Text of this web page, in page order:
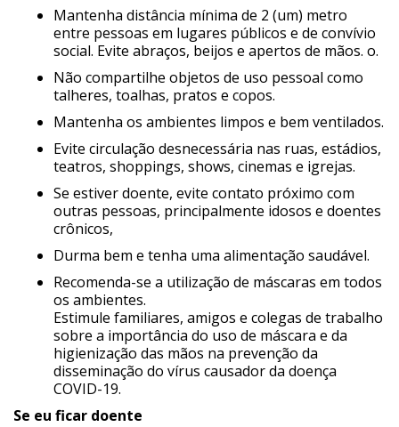
Mantenha distância mínima de 2 (um) metro
entre pessoas em lugares públicos e de convívio
social. Evite abraços, beijos e apertos de mãos. o.
Não compartilhe objetos de uso pessoal como
talheres, toalhas, pratos e copos.
Mantenha os ambientes limpos e bem ventilados.
Evite circulação desnecessária nas ruas, estádios,
teatros, shoppings, shows, cinemas e igrejas.
Se estiver doente, evite contato próximo com
outras pessoas, principalmente idosos e doentes
crônicos,
Durma bem e tenha uma alimentação saudável.
Recomenda-se a utilização de máscaras em todos
os ambientes.
Estimule familiares, amigos e colegas de trabalho
sobre a importância do uso de máscara e da
higienização das mãos na prevenção da
disseminação do vírus causador da doença
COVID-19.
Se eu ficar doente